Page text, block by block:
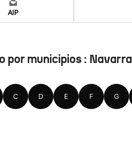
AIP
por municipios : Navarra
C D E F G